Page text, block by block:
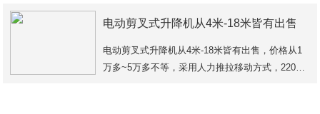
电动剪叉式升降机从4米-18米皆有出售
电动剪叉式升降机从4米-18米皆有出售，价格从1
万多~5万多不等，采用人力推拉移动方式，220v